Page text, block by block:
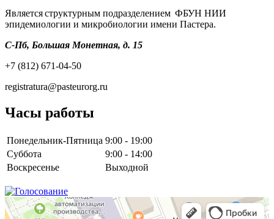
Является структурным подразделением ФБУН НИИ
эпидемиологии и микробиологии имени Пастера.
С-Пб, Большая Монетная, д. 15
+7 (812) 671-04-50
registratura@pasteurorg.ru
Часы работы
Понедельник-Пятница 9:00 - 19:00
Суббота
9:00 - 14:00
Воскресенье
Выходной